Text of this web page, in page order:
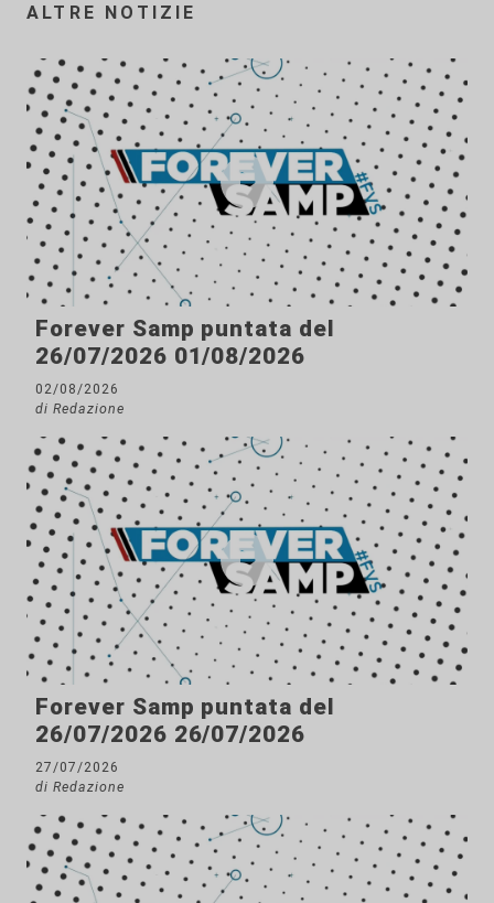
ALTRE NOTIZIE
Forever Samp puntata del
26/07/2026 01/08/2026
02/08/2026
di Redazione
Forever Samp puntata del
26/07/2026 26/07/2026
27/07/2026
di Redazione